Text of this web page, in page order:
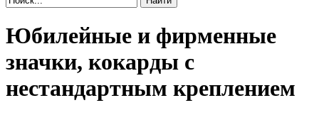
Юбилейные и фирменные
значки, кокарды с
нестандартным креплением